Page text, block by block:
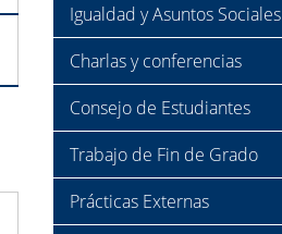
Igualdad y Asuntos Sociales
Charlas y conferencias
Consejo de Estudiantes
Trabajo de Fin de Grado
Prácticas Externas